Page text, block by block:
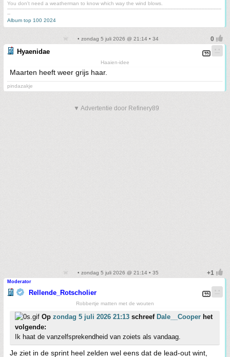
You don't need a weatherman to know which way the wind blows.
-------------------------------------------------------------------------------------------------------------------------------------------
--
Album top 100 2024
• zondag 5 juli 2026 @ 21:14 • 34
Hyaenidae
Haaien-idee
Maarten heeft weer grijs haar.
pindazakje
▼ Advertentie door Refinery89
• zondag 5 juli 2026 @ 21:14 • 35
Moderator
Rellende_Rotscholier
Robbertje matten met de wouten
Op zondag 5 juli 2026 21:13 schreef Dale__Cooper het
volgende:
Ik haat de vanzelfsprekendheid van zoiets als vandaag.
Je ziet in de sprint heel zelden wel eens dat de lead-out wint,